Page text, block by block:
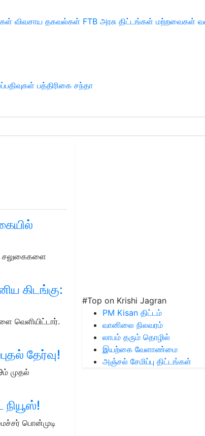
விவசாய தகவல்கள் FTB அரசு திட்டங்கள் மற்றவைகள்
பத்திரிகை சந்தா
சலுகைகளை
கிடங்கு:
வெளியிட்டார்.
தேர்வு!
முதல்
பொன்முடி
#Top on Krishi Jagran
PM Kisan திட்டம்
வானிலை நிலவரம்
லாபம் தரும் தொழில்
இயற்கை வேளாண்மை
அஞ்சல் சேமிப்பு திட்டங்கள்